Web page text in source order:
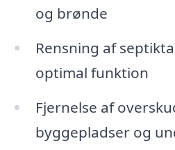
og brønde
Rensning af
optimal funktion
Fjernelse af
byggepladser og